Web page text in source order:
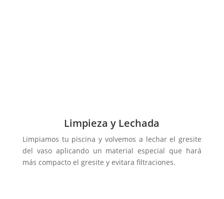
Limpieza y Lechada
Limpiamos tu piscina y volvemos a lechar el gresite
del vaso aplicando un material especial que hará
más compacto el gresite y evitara filtraciones.